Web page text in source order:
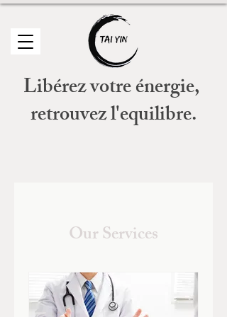
Libérez votre énergie,
retrouvez l'equilibre.
Our Services